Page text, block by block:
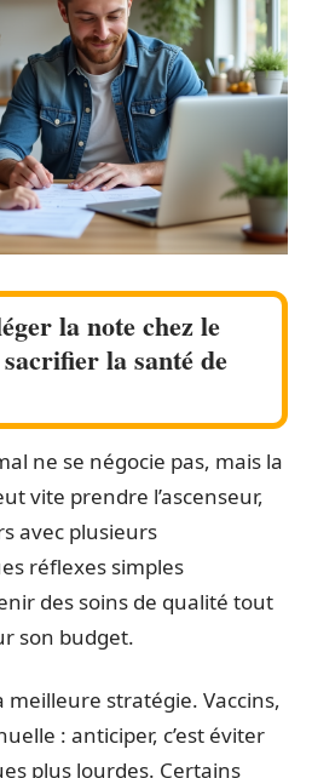
la note chez le
la santé de
ne se négocie pas, mais la
vite prendre l’ascenseur,
avec plusieurs
réflexes simples
des soins de qualité tout
son budget.
stratégie. Vaccins,
: anticiper, c’est éviter
plus lourdes. Certains